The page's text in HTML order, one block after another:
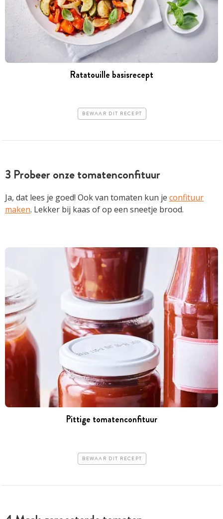
Ratatouille basisrecept
BEWAAR DIT RECEPT
3 Probeer onze tomatenconfituur
Ja, dat lees je goed! Ook van tomaten kun je confituur
maken. Lekker bij kaas of op een sneetje brood.
Pittige tomatenconfituur
BEWAAR DIT RECEPT